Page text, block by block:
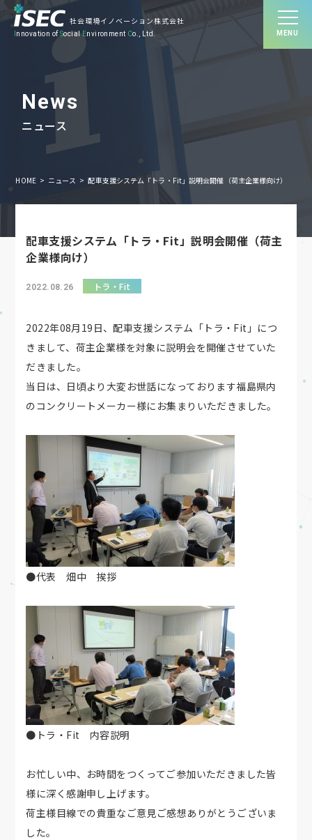
社会環境イノベーション株式会社
nnovation of SocialEnvironment Co., Ltd. MENU
ニュース
HOME ニュース 配車支援システム「トラ・Fit」説明会開催（荷主企業様向け）
配車支援システム「トラ・Fit」説明会開催（荷主
企業様向け）
2022.08.26 トラ・Fit
2022年08月19日、配車支援システム「トラ・Fit」につ
きまして、荷主企業様を対象に説明会を開催させていた
だきました。
当日は、日頃より大変お世話になっております福島県内
のコンクリートメーカー様にお集まりいただきました。
●代表 畑中 挨拶
●トラ・Fit 内容説明
お忙しい中、お時間をつくってご参加いただきました皆
様に深く感謝申し上げます。
荷主様目線での貴重なご意見ご感想ありがとうございま
した。